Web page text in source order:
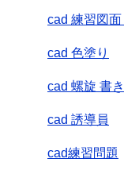
cad 練習図
cad 色塗り
cad 螺旋 書
cad 誘導員
cad練習問題